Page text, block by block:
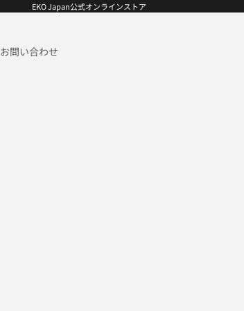
EKO Japan公式オンラインストア
お問い合わせ